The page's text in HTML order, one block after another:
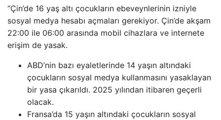
“Çin’de 16 yaş altı çocukların ebeveynlerinin izniyle
sosyal medya hesabı açmaları gerekiyor. Çin’de akşam
22:00 ile 06:00 arasında mobil cihazlara ve internete
erişim de yasak.
ABD’nin bazı eyaletlerinde 14 yaşın altındaki
çocukların sosyal medya kullanmasını yasaklayan
bir yasa çıkarıldı. 2025 yılından itibaren geçerli
olacak.
Fransa’da 15 yaşın altındaki çocukların sosyal